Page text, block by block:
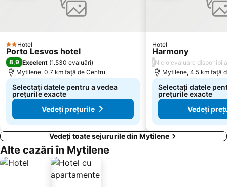
2 Stele
Hotel
Porto Lesvos hotel
8,9 Excelent (1.530 evaluări)
Mytilene, 0.7 km faţă de Centru
Selectați datele pentru a vedea
prețurile exacte
Vedeți prețurile
Hotel
Harmony
/Nicio evaluare disponibilă
Mytilene, 4.5 km faţă
Selectați datele
prețurile exacte
Vedeți
Vedeți toate sejururile din Mytilene
Alte cazări în Mytilene